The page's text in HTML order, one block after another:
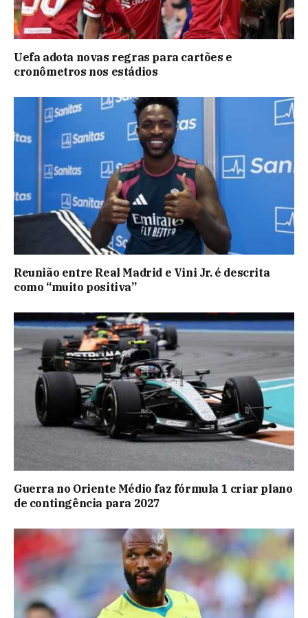
Uefa adota novas regras para cartões e
cronômetros nos estádios
Reunião entre Real Madrid e Vini Jr. é descrita
como “muito positiva”
Guerra no Oriente Médio faz fórmula 1 criar plano
de contingência para 2027